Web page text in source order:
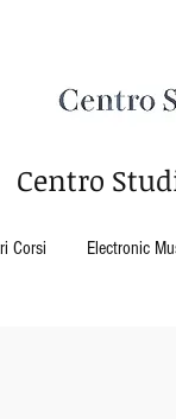
Centro
Corsi Electronic